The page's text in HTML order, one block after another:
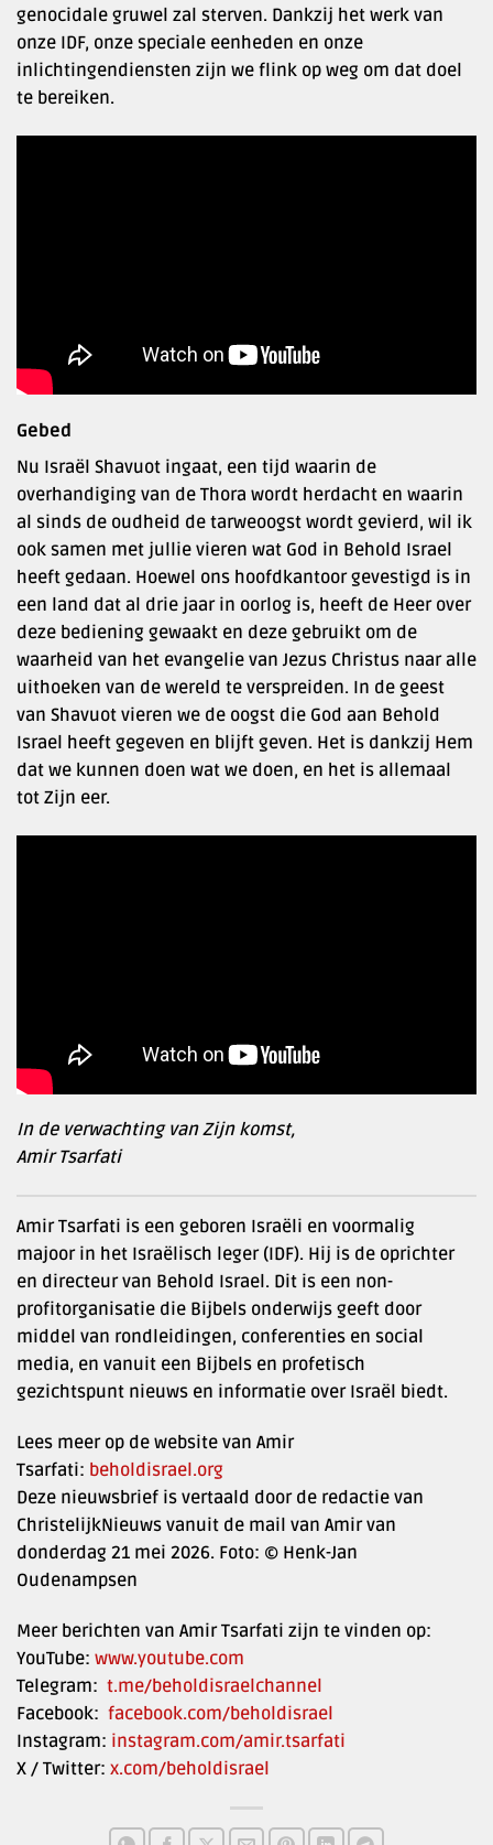
genocidale gruwel zal sterven. Dankzij het werk van
onze IDF, onze speciale eenheden en onze
inlichtingendiensten zijn we flink op weg om dat doel
te bereiken.
Gebed
Nu Israël Shavuot ingaat, een tijd waarin de
overhandiging van de Thora wordt herdacht en waarin
al sinds de oudheid de tarweoogst wordt gevierd, wil ik
ook samen met jullie vieren wat God in Behold Israel
heeft gedaan. Hoewel ons hoofdkantoor gevestigd is in
een land dat al drie jaar in oorlog is, heeft de Heer over
deze bediening gewaakt en deze gebruikt om de
waarheid van het evangelie van Jezus Christus naar alle
uithoeken van de wereld te verspreiden. In de geest
van Shavuot vieren we de oogst die God aan Behold
Israel heeft gegeven en blijft geven. Het is dankzij Hem
dat we kunnen doen wat we doen, en het is allemaal
tot Zijn eer.
In de verwachting van Zijn komst,
Amir Tsarfati
Amir Tsarfati is een geboren Israëli en voormalig
majoor in het Israëlisch leger (IDF). Hij is de oprichter
en directeur van Behold Israel. Dit is een non-
profitorganisatie die Bijbels onderwijs geeft door
middel van rondleidingen, conferenties en social
media, en vanuit een Bijbels en profetisch
gezichtspunt nieuws en informatie over Israël biedt.
Lees meer op de website van Amir
Tsarfati: beholdisrael.org
Deze nieuwsbrief is vertaald door de redactie van
ChristelijkNieuws vanuit de mail van Amir van
donderdag 21 mei 2026. Foto: © Henk-Jan
Oudenampsen
Meer berichten van Amir Tsarfati zijn te vinden op:
YouTube: www.youtube.com
Telegram: t.me/beholdisraelchannel
Facebook: facebook.com/beholdisrael
Instagram: instagram.com/amir.tsarfati
X / Twitter: x.com/beholdisrael